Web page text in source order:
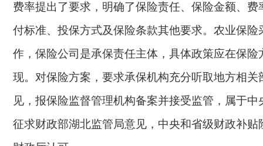
费率提出了要求，明确了保险责任、保险金额、费
付标准、投保方式及保险条款其他要求。农业保险
作，保险公司是承保责任主体，具体政策应在保险
现。对保险方案，要求承保机构充分听取地方相关
见，报保险监督管理机构备案并接受监管，属于中
征求财政部湖北监管局意见，中央和省级财政补贴